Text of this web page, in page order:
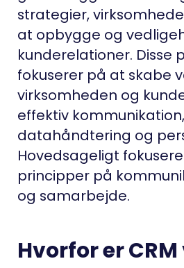
strategier,
at opbygge og
kunderelationer. Disse
fokuserer på at skabe
virksomheden og
effektiv kommunikation,
datahåndtering og
Hovedsageligt
principper på
og samarbejde.
Hvorfor er